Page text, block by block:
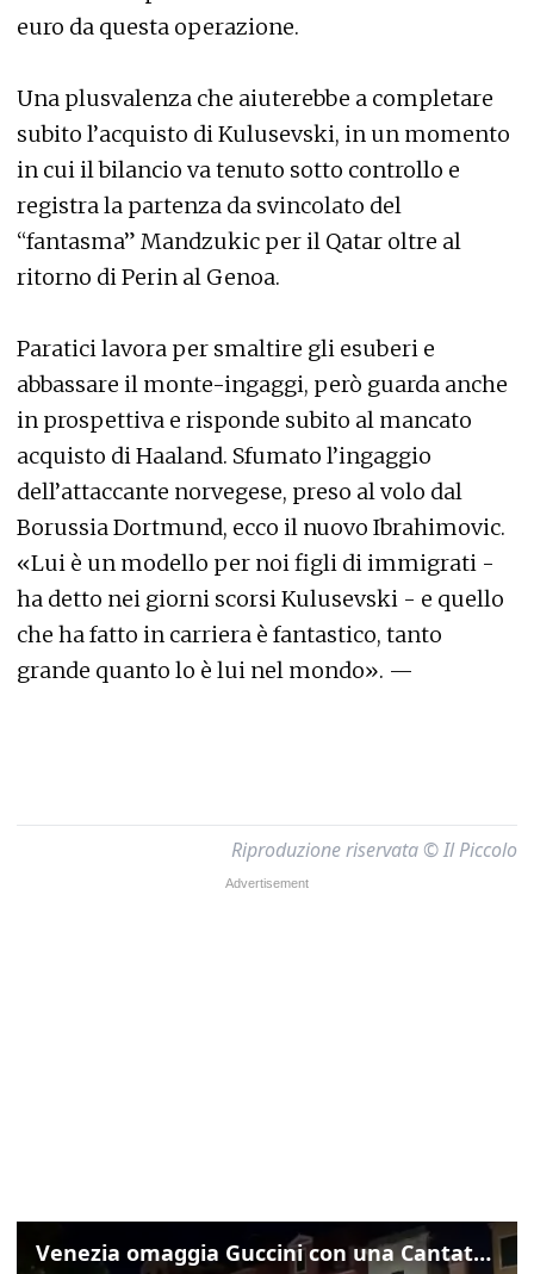
euro da questa operazione.
Una plusvalenza che aiuterebbe a completare
subito l’acquisto di Kulusevski, in un momento
in cui il bilancio va tenuto sotto controllo e
registra la partenza da svincolato del
“fantasma” Mandzukic per il Qatar oltre al
ritorno di Perin al Genoa.
Paratici lavora per smaltire gli esuberi e
abbassare il monte-ingaggi, però guarda anche
in prospettiva e risponde subito al mancato
acquisto di Haaland. Sfumato l’ingaggio
dell’attaccante norvegese, preso al volo dal
Borussia Dortmund, ecco il nuovo Ibrahimovic.
«Lui è un modello per noi figli di immigrati -
ha detto nei giorni scorsi Kulusevski - e quello
che ha fatto in carriera è fantastico, tanto
grande quanto lo è lui nel mondo». —
Riproduzione riservata © Il Piccolo
Venezia omaggia Guccini con una Cantata Anarchica in campo Santa Margherita